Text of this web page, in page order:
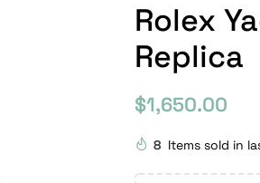
Rolex
Replica
$1,650.00
8 Items sold in